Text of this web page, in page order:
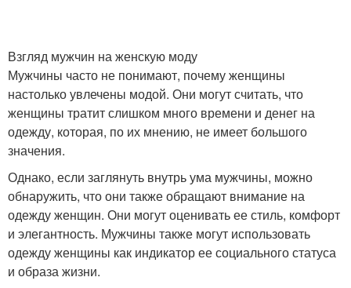
Взгляд мужчин на женскую моду
Мужчины часто не понимают, почему женщины
настолько увлечены модой. Они могут считать, что
женщины тратит слишком много времени и денег на
одежду, которая, по их мнению, не имеет большого
значения.
Однако, если заглянуть внутрь ума мужчины, можно
обнаружить, что они также обращают внимание на
одежду женщин. Они могут оценивать ее стиль, комфорт
и элегантность. Мужчины также могут использовать
одежду женщины как индикатор ее социального статуса
и образа жизни.